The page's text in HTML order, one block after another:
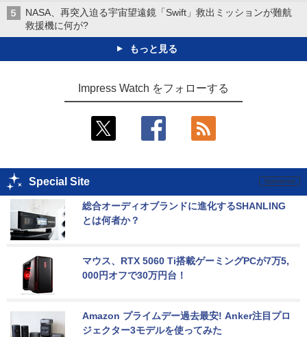
NASA、再突入迫る宇宙望遠鏡「Swift」救出ミッションが難航
救援機に何が?
もっと見る
Impress Watch をフォローする
Special Site
総合オーディオブランドに進化するSHANLING
とは何者か？
マウス、RTX 5060 Ti搭載ゲーミングPCが7万5,
000円オフで30万円台！
Amazon プライムデー過去最安! Anker注目プロ
ジェクター3モデルを使ってみた